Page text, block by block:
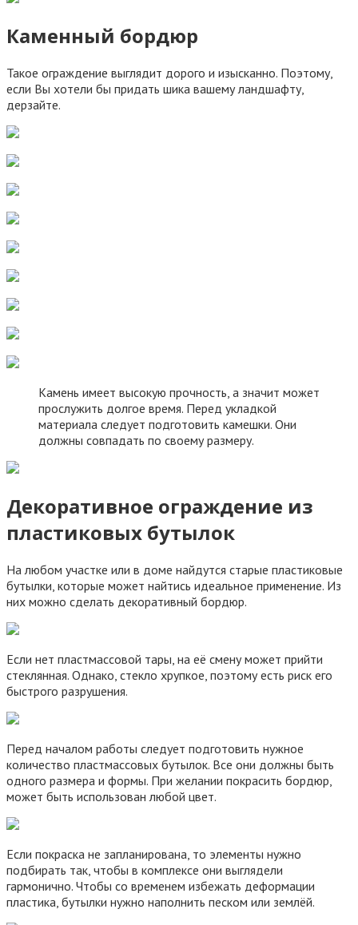
Каменный бордюр
Такое ограждение выглядит дорого и изысканно. Поэтому,
если Вы хотели бы придать шика вашему ландшафту,
дерзайте.
Камень имеет высокую прочность, а значит может
прослужить долгое время. Перед укладкой
материала следует подготовить камешки. Они
должны совпадать по своему размеру.
Декоративное ограждение из
пластиковых бутылок
На любом участке или в доме найдутся старые пластиковые
бутылки, которые может найтись идеальное применение. Из
них можно сделать декоративный бордюр.
Если нет пластмассовой тары, на её смену может прийти
стеклянная. Однако, стекло хрупкое, поэтому есть риск его
быстрого разрушения.
Перед началом работы следует подготовить нужное
количество пластмассовых бутылок. Все они должны быть
одного размера и формы. При желании покрасить бордюр,
может быть использован любой цвет.
Если покраска не запланирована, то элементы нужно
подбирать так, чтобы в комплексе они выглядели
гармонично. Чтобы со временем избежать деформации
пластика, бутылки нужно наполнить песком или землёй.